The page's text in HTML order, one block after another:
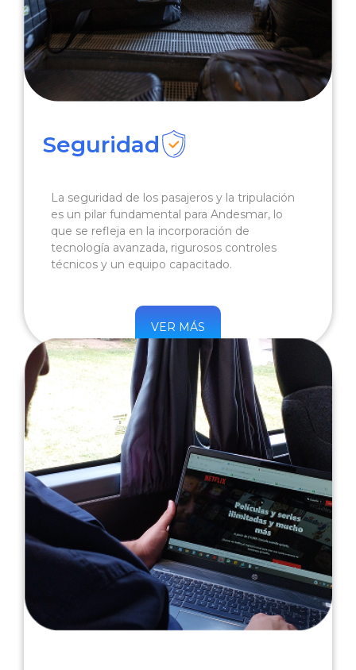
Seguridad
La seguridad de los pasajeros y la tripulación
es un pilar fundamental para Andesmar, lo
que se refleja en la incorporación de
tecnología avanzada, rigurosos controles
técnicos y un equipo capacitado.
VER MÁS